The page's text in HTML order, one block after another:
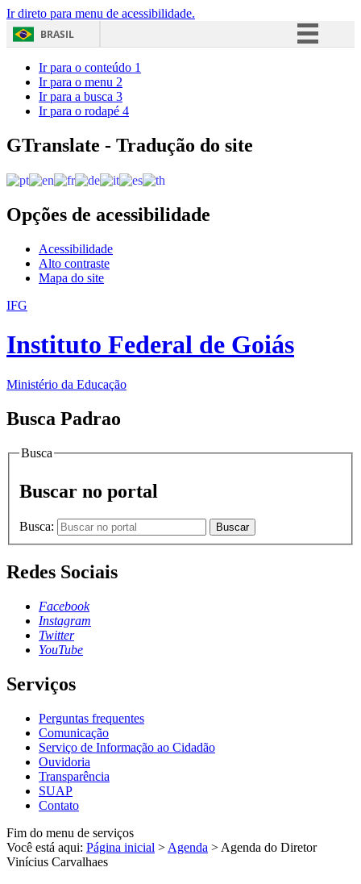
Ir direto para menu de acessibilidade.
BRASIL
Acesso à informação
Ir para o conteúdo 1
Ir para o menu 2
Ir para a busca 3
Ir para o rodapé 4
GTranslate - Tradução do site
Opções de acessibilidade
Acessibilidade
Alto contraste
Mapa do site
IFG
Instituto Federal de Goiás
Ministério da Educação
Busca Padrao
Busca
Buscar no portal
Busca: Buscar
Redes Sociais
Facebook
Instagram
Twitter
YouTube
Serviços
Perguntas frequentes
Comunicação
Serviço de Informação ao Cidadão
Ouvidoria
Transparência
SUAP
Contato
Fim do menu de serviços
Você está aqui: Página inicial > Agenda > Agenda do Diretor
Vinícius Carvalhaes